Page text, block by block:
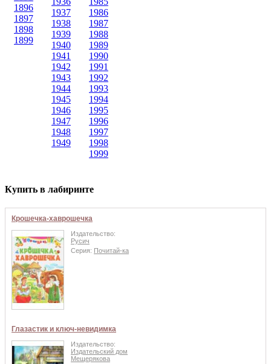
1896
1897
1898
1899
1937
1938
1939
1940
1941
1942
1943
1944
1945
1946
1947
1948
1949
1986
1987
1988
1989
1990
1991
1992
1993
1994
1995
1996
1997
1998
1999
Купить в лабиринте
Крошечка-хаврошечка
Издательство:
Русич
Серия: Почитай-ка
Глазастик и ключ-невидимка
Издательство:
Издательский дом
Мещерякова